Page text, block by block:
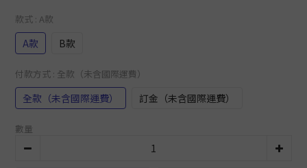
款式 : A款
A款 B款
付款方式 : 全款（未含國際運費）
全款（未含國際運費） 訂金（未含國際運費）
數量